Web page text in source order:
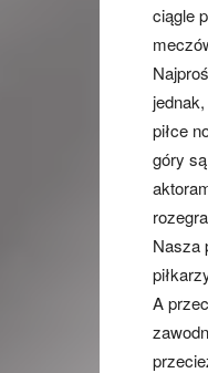
ciągle
piłce
góry
Nasza
A